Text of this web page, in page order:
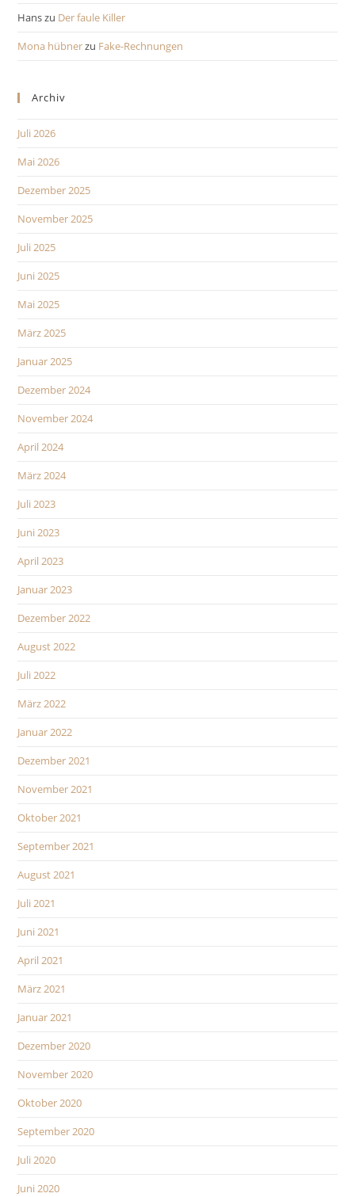
Hanszu Der faule Killer
Mona hübnerzu Fake-Rechnungen
Archiv
Juli 2026
Mai 2026
Dezember 2025
November 2025
Juli 2025
Juni 2025
Mai 2025
März 2025
Januar 2025
Dezember 2024
November 2024
April 2024
März 2024
Juli 2023
Juni 2023
April 2023
Januar 2023
Dezember 2022
August 2022
Juli 2022
März 2022
Januar 2022
Dezember 2021
November 2021
Oktober 2021
September 2021
August 2021
Juli 2021
Juni 2021
April 2021
März 2021
Januar 2021
Dezember 2020
November 2020
Oktober 2020
September 2020
Juli 2020
Juni 2020